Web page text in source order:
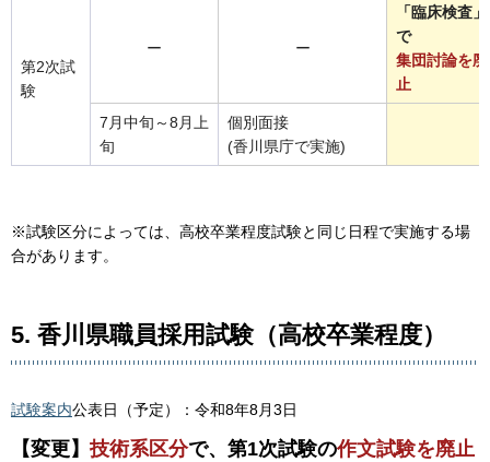
第2次試
験
ー ー
「臨床検査」
で
集団討論を廃
止
7月中旬～8月上
旬
個別面接
(香川県庁で実施)
※試験区分によっては、高校卒業程度試験と同じ日程で実施する場
合があります。
5. 香川県職員採用試験（高校卒業程度）
試験案内公表日（予定）：令和8年8月3日
【変更】技術系区分で、第1次試験の作文試験を廃止